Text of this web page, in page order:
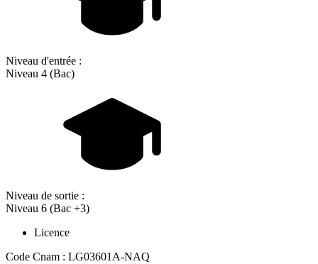
Niveau d'entrée :
Niveau 4 (Bac)
Niveau de sortie :
Niveau 6 (Bac +3)
Licence
Code Cnam : LG03601A-NAQ